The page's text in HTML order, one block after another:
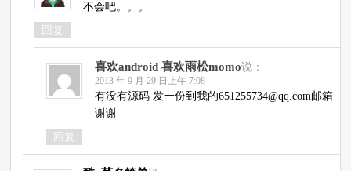
不会吧。。。
回复
喜欢android 喜欢雨松momo说：
2013 年 9 月 29 日上午 7:08
有没有源码 发一份到我的651255734@qq.com邮箱
谢谢
回复